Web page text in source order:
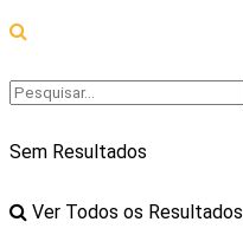
Sem Resultados
Ver Todos os Resultados